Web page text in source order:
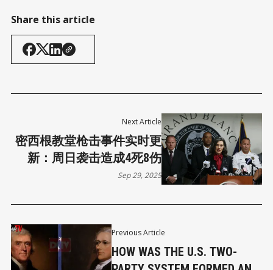
Share this article
Previous Article
HOW WAS THE U.S. TWO-
Next Article
密西根教堂枪击事件实时更
新：周日袭击造成4死8伤
Sep 29, 2025